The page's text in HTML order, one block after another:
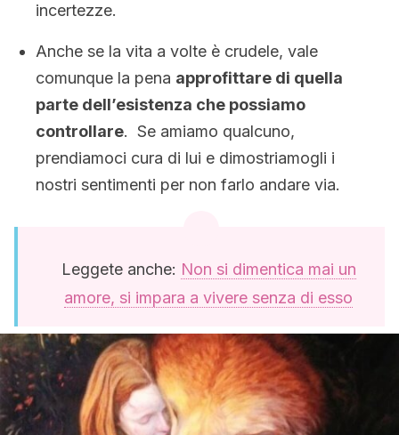
incertezze.
Anche se la vita a volte è crudele, vale
comunque la pena approfittare di quella
parte dell’esistenza che possiamo
controllare. Se amiamo qualcuno,
prendiamoci cura di lui e dimostriamogli i
nostri sentimenti per non farlo andare via.
Leggete anche: Non si dimentica mai un
amore, si impara a vivere senza di esso